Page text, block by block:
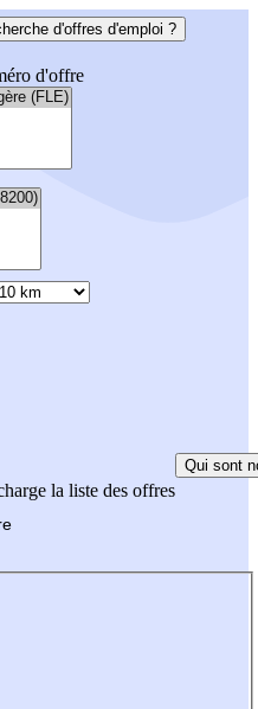
d'offres d'emploi ?
d'offre
la liste des offres
Qui sont